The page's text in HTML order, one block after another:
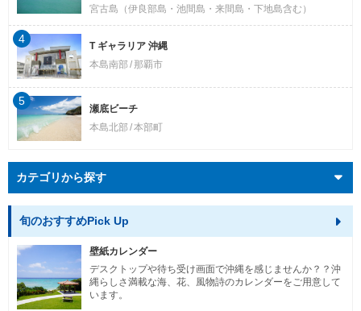
宮古島（伊良部島・池間島・来間島・下地島含む）
T ギャラリア 沖縄
本島南部
那覇市
4
瀬底ビーチ
本島北部 本部町
5
カテゴリから探す
旬のおすすめPick Up
壁紙カレンダー
デスクトップや待ち受け画面で沖縄を感じませんか？？沖
縄らしさ満載な海、花、風物詩のカレンダーをご用意して
います。